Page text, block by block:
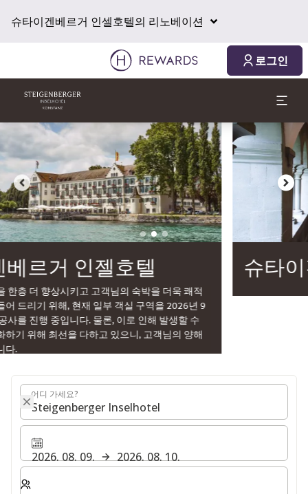
슈타이겐베르거 인셀호텔의 리노베이션
로그인
슬라이드 2 의 3
슈타이겐베르거 인젤호텔
1 객실 ⋅ 1 Adult
어디 가세요?
어디 가세요?
2026. 08. 09.
숙박할 객실 및 게스트 수 선택
1 객실 ⋅ 1 Adult